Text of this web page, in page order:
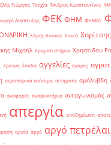
Γιώργος Τσεχία Τσιάρας Κωνσταντίνος
Ανάπτυξης ΦΕΚ ΦΗΜ ΦΗΜΑΣ
Χάρης Δούκας Χανιά
Μιχαήλ Χρηματιστήριο Χρηστίδου
έρευνα έσοδα αγγελίες αγορές
αεροπορικά καύσιμα αιτήματα αμόλυβδη
αναφορές αναψυκτήρια ανταγωνισμός
απεργία αποζημίωση
αργία αργό αργό